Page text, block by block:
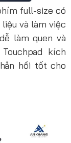
full-size có
và làm việc
làm quen và
kích
hồi tốt cho